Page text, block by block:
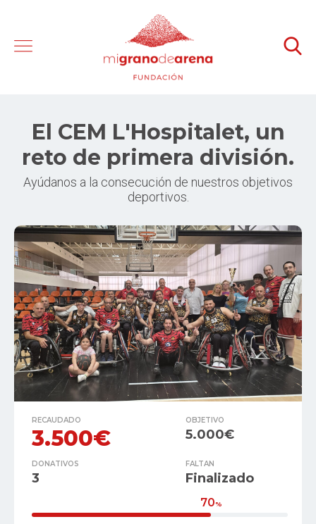
El CEM L'Hospitalet, un
reto de primera división.
Ayúdanos a la consecución de nuestros objetivos
deportivos.
RECAUDADO
3.500€
OBJETIVO
5.000€
DONATIVOS
3
FALTAN
Finalizado
70%